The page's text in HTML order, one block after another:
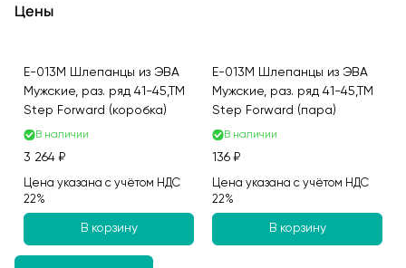
Цены
E-013M Шлепанцы из ЭВА
Мужские, раз. ряд 41-45,ТМ
Step Forward (коробка)
В наличии
3 264 ₽
Цена указана с учётом НДС
22%
В корзину
E-013M Шлепанцы из ЭВА
Мужские, раз. ряд 41-45,ТМ
Step Forward (пара)
В наличии
136 ₽
Цена указана с учётом НДС
22%
В корзину